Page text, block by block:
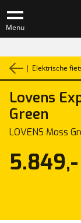
Menu
| Elektrische
Lovens
Green
LOVENS
5.849,-